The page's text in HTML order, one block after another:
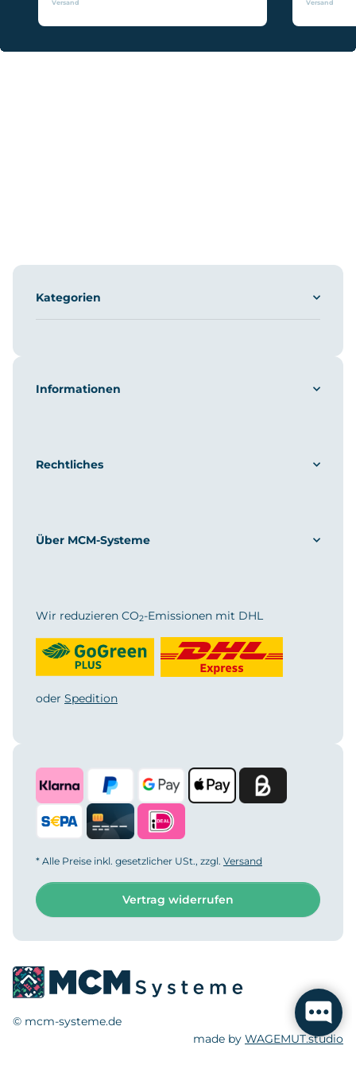
Versand
Versand
Kategorien
Informationen
Rechtliches
Über MCM-Systeme
Wir reduzieren CO2-Emissionen mit DHL
oder Spedition
* Alle Preise inkl. gesetzlicher USt., zzgl. Versand
Vertrag widerrufen
© mcm-systeme.de
made by WAGEMUT.studio